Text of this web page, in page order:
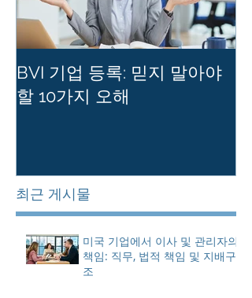
BVI 기업 등록: 믿지 말아야
할 10가지 오해
최근 게시물
미국 기업에서 이사 및 관리자의
책임: 직무, 법적 책임 및 지배구
조